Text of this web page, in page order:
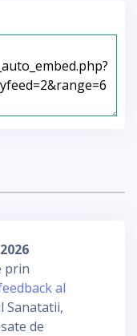
prin
al
Sanatatii,
de